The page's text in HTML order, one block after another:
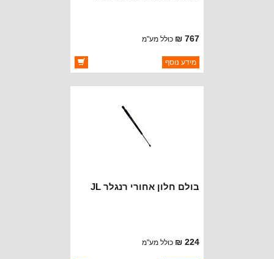
767 ₪ כולל מע"מ
ברקוד: 68231347AA
יצרן:OAKMAN OFFROAD
מידע נוסף
בולם חלון אחורי רנגלר JL
224 ₪ כולל מע"מ